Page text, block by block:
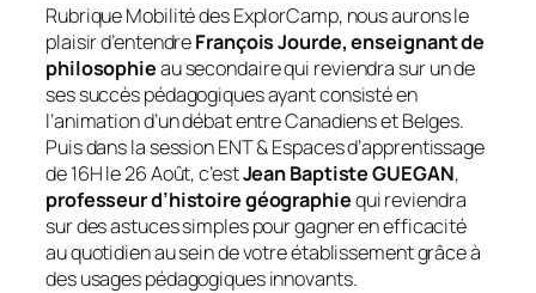
Rubrique Mobilité des ExplorCamp, nous aurons le
plaisir d’entendreFrançois Jourde, enseignant de
philosophieau secondaire qui reviendra sur un de
ses succès pédagogiques ayant consisté en
l’animation d’un débat entre Canadiens et Belges.
Puis dans la session ENT & Espaces d’apprentissage
de 16H le 26 Août, c’estJean Baptiste GUEGAN,
professeur d’histoire géographiequi reviendra
sur des astuces simples pour gagner en efficacité
au quotidien au sein de votre établissement grâce à
des usages pédagogiques innovants.